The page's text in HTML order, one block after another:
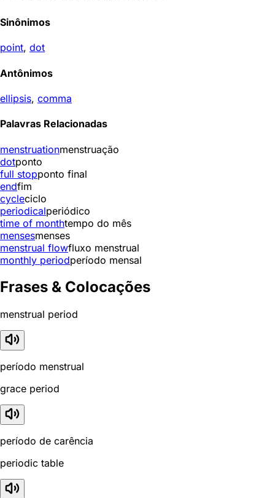
Sinônimos
point, dot
Antônimos
ellipsis, comma
Palavras Relacionadas
menstruationmenstruação
dotponto
full stopponto final
endfim
cycleciclo
periodicalperiódico
time of monthtempo do mês
mensesmenses
menstrual flowfluxo menstrual
monthly periodperíodo mensal
Frases & Colocações
menstrual period
período menstrual
grace period
período de carência
periodic table